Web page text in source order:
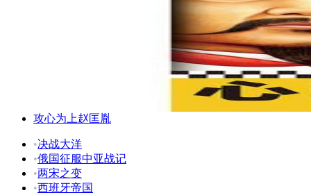
攻心为上赵匡胤
•决战大洋
•俄国征服中亚战记
•两宋之变
•西班牙帝国